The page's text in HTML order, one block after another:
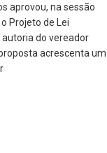
aprovou, na sessão
Projeto de Lei
do vereador
acrescenta um